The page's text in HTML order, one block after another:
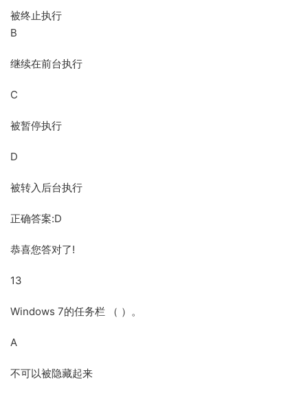
被终止执行
B
继续在前台执行
C
被暂停执行
D
被转入后台执行
正确答案:D
恭喜您答对了!
13
Windows 7的任务栏 （ ）。
A
不可以被隐藏起来